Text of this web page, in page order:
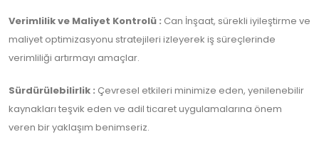
Verimlilik ve Maliyet Kontrolü : Can İnşaat, sürekli iyileştirme ve
maliyet optimizasyonu stratejileri izleyerek iş süreçlerinde
verimliliği artırmayı amaçlar.
Sürdürülebilirlik : Çevresel etkileri minimize eden, yenilenebilir
kaynakları teşvik eden ve adil ticaret uygulamalarına önem
veren bir yaklaşım benimseriz.